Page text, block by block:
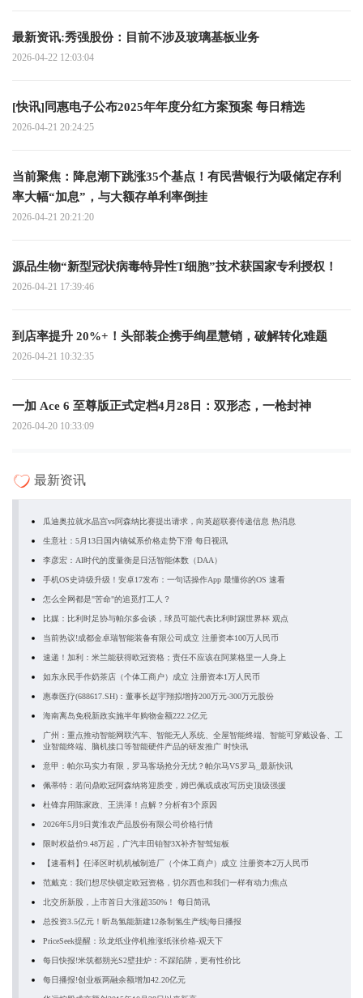
最新资讯:秀强股份：目前不涉及玻璃基板业务
2026-04-22 12:03:04
[快讯]同惠电子公布2025年年度分红方案预案 每日精选
2026-04-21 20:24:25
当前聚焦：降息潮下跳涨35个基点！有民营银行为吸储定存利
率大幅“加息”，与大额存单利率倒挂
2026-04-21 20:21:20
源品生物“新型冠状病毒特异性T细胞”技术获国家专利授权！
2026-04-21 17:39:46
到店率提升 20%+！头部装企携手绚星慧销，破解转化难题
2026-04-21 10:32:35
一加 Ace 6 至尊版正式定档4月28日：双形态，一枪封神
2026-04-20 10:33:09
最新资讯
瓜迪奥拉就水晶宫vs阿森纳比赛提出请求，向英超联赛传递信息 热消息
生意社：5月13日国内镝铽系价格走势下滑 每日视讯
李彦宏：AI时代的度量衡是日活智能体数（DAA）
手机OS史诗级升级！安卓17发布：一句话操作App 最懂你的OS 速看
怎么全网都是"苦命"的追觅打工人？
比媒：比利时足协与帕尔多会谈，球员可能代表比利时踢世界杯 观点
当前热议!成都金卓瑞智能装备有限公司成立 注册资本100万人民币
速递！加利：米兰能获得欧冠资格；责任不应该在阿莱格里一人身上
如东永民手作奶茶店（个体工商户）成立 注册资本1万人民币
惠泰医疗(688617.SH)：董事长赵宇翔拟增持200万元-300万元股份
海南离岛免税新政实施半年购物金额222.2亿元
广州：重点推动智能网联汽车、智能无人系统、全屋智能终端、智能可穿戴设备、工
业智能终端、脑机接口等智能硬件产品的研发推广 时快讯
意甲：帕尔马实力有限，罗马客场抢分无忧？帕尔马VS罗马_最新快讯
佩蒂特：若问鼎欧冠阿森纳将迎质变，姆巴佩或成改写历史顶级强援
杜锋弃用陈家政、王洪泽！点解？分析有3个原因
2026年5月9日黄淮农产品股份有限公司价格行情
限时权益价9.48万起，广汽丰田铂智3X补齐智驾短板
【速看料】任泽区时机机械制造厂（个体工商户）成立 注册资本2万人民币
范戴克：我们想尽快锁定欧冠资格，切尔西也和我们一样有动力|焦点
北交所新股，上市首日大涨超350%！ 每日简讯
总投资3.5亿元！昕岛氢能新建12条制氢生产线|每日播报
PriceSeek提醒：玖龙纸业停机推涨纸张价格-观天下
每日快报!米筑都朔光S2壁挂炉：不踩陷阱，更有性价比
每日播报!创业板两融余额增加42.20亿元